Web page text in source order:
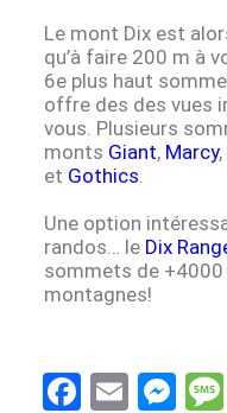
Le mont Dix est
qu’à faire 200 m à
6e plus haut
offre des des vues
vous. Plusieurs
monts Giant, Marcy,
et Gothics.
Une option
randos… le Dix
sommets de
montagnes!
F
E
M